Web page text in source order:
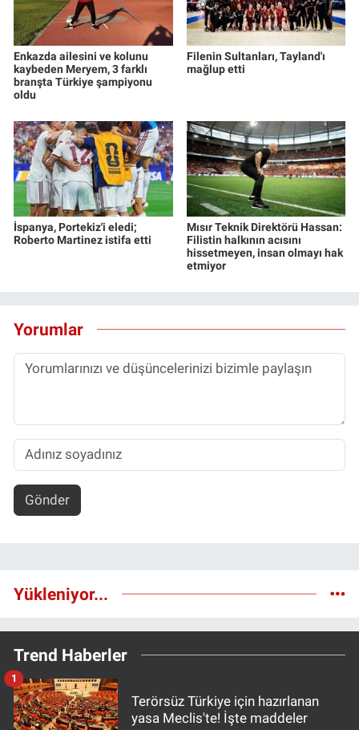
Enkazda ailesini ve kolunu
kaybeden Meryem, 3 farklı
branşta Türkiye şampiyonu
oldu
Filenin Sultanları, Tayland'ı
mağlup etti
İspanya, Portekiz'i eledi;
Roberto Martinez istifa etti
Mısır Teknik Direktörü Hassan:
Filistin halkının acısını
hissetmeyen, insan olmayı hak
etmiyor
Yorumlar
Gönder
Yükleniyor...
Trend Haberler
Terörsüz Türkiye için hazırlanan
yasa Meclis'te! İşte maddeler
1